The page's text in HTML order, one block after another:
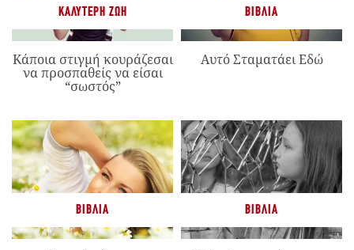
ΚΑΛΎΤΕΡΗ ΖΩΉ
Κάποια στιγμή κουράζεσαι
να προσπαθείς να είσαι
“σωστός”
ΒΙΒΛΊΑ
Αυτό Σταματάει Εδώ
ΒΙΒΛΊΑ ΒΙΒΛΊΑ